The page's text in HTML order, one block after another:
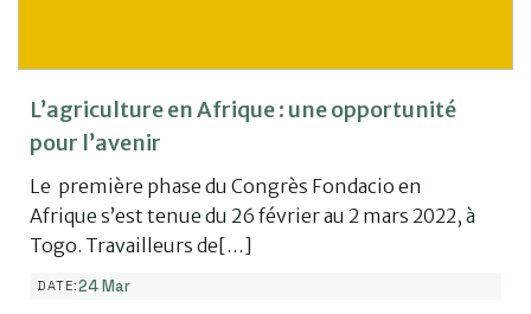
L’agriculture en Afrique : une opportunité
pour l’avenir
Le première phase du Congrès Fondacio en
Afrique s’est tenue du 26 février au 2 mars 2022, à
Togo. Travailleurs de[…]
DATE:24 Mar